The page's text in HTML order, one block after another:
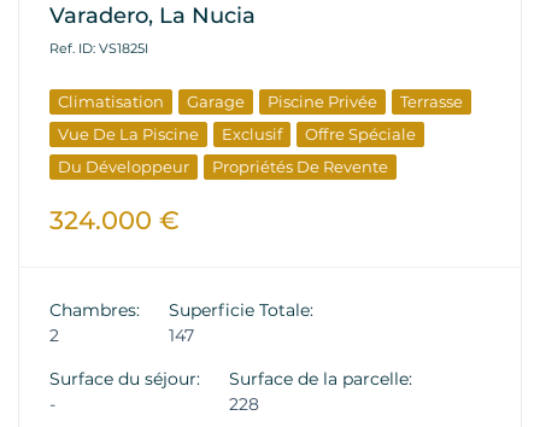
Varadero, La Nucia
Ref. ID: VS1825I
Climatisation Garage Piscine Privée
Terrasse
Vue De La Piscine
Exclusif
Offre Spéciale
Du Développeur
Propriétés De Revente
324.000 €
Chambres:
2
Superficie Totale:
147
Surface du séjour:
-
Surface de la parcelle:
228